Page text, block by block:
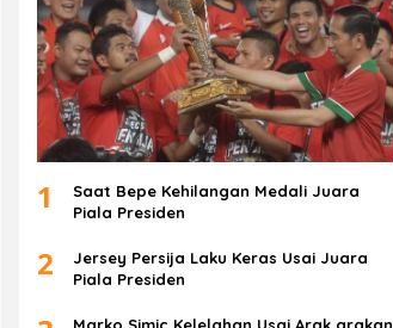
1
Saat Bepe Kehilangan Medali Juara
Piala Presiden
2
Jersey Persija Laku Keras Usai Juara
Piala Presiden